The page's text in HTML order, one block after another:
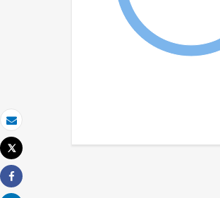
Email
Imprimir
Tweet
Share